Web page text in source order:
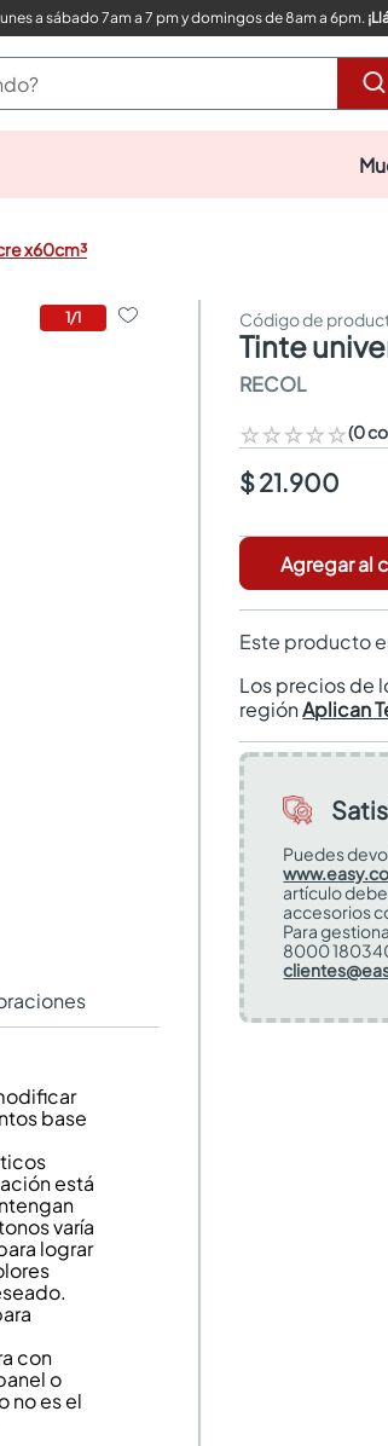
a sábado 7am a 7 pm y domingos de 8am a 6pm.
x60cm³
1/1
base
está
varía
lograr
con
o
no es el
tinte
RECOL
☆☆☆☆☆(0
$ 21.900
Agregar al
Este producto
Los precios de
regiónAplican
Puedes
artículo
accesorios
Para
8000